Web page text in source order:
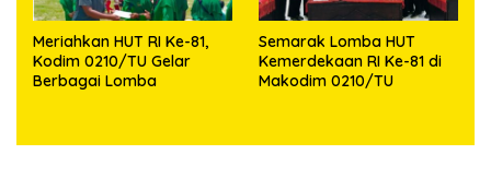
Meriahkan HUT RI Ke-81,
Kodim 0210/TU Gelar
Berbagai Lomba
Semarak Lomba HUT
Kemerdekaan RI Ke-81 di
Makodim 0210/TU